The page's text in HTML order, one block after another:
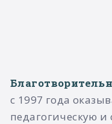
с 1997 года
педагогическую